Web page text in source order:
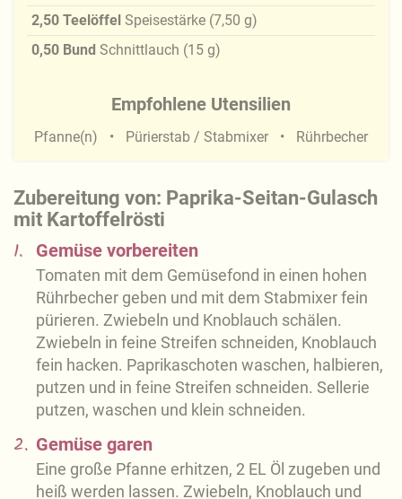
Zubereitung von: Paprika-Seitan-Gulasch
mit Kartoffelrösti
1. Gemüse vorbereiten
Tomaten mit dem Gemüsefond in einen hohen
Rührbecher geben und mit dem Stabmixer fein
pürieren. Zwiebeln und Knoblauch schälen.
Zwiebeln in feine Streifen schneiden, Knoblauch
fein hacken. Paprikaschoten waschen, halbieren,
putzen und in feine Streifen schneiden. Sellerie
putzen, waschen und klein schneiden.
2. Gemüse garen
Eine große Pfanne erhitzen, 2 EL Öl zugeben und
heiß werden lassen. Zwiebeln, Knoblauch und
2,50 Teelöffel Speisestärke (7,50 g)
0,50 Bund Schnittlauch (15 g)
Empfohlene Utensilien
Pfanne(n) Pürierstab / Stabmixer Rührbecher